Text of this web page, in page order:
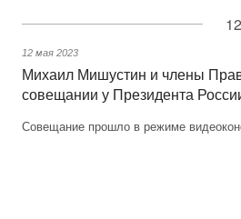
12 мая 2023
Михаил Мишустин и члены
совещании у Президента
Совещание прошло в режиме